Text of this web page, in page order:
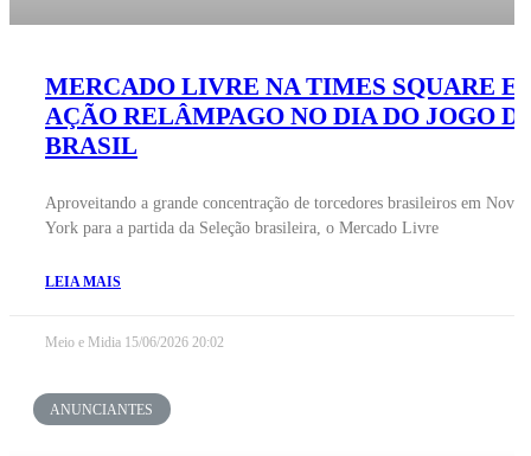
MERCADO LIVRE NA TIMES SQUARE
AÇÃO RELÂMPAGO NO DIA DO JOGO
BRASIL
Aproveitando a grande concentração de torcedores brasileiros em Nova
York para a partida da Seleção brasileira, o Mercado Livre
LEIA MAIS
Meio e Midia 15/06/2026 20:02
ANUNCIANTES